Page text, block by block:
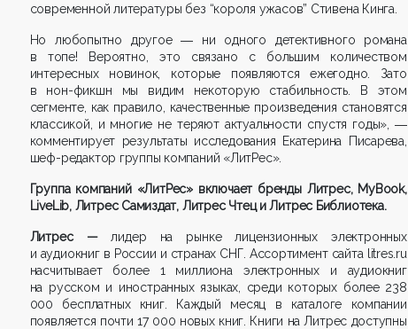
современной литературы без “короля ужасов” Стивена Кинга.
Но любопытно другое ― ни одного детективного романа
в топе! Вероятно, это связано с большим количеством
интересных новинок, которые появляются ежегодно. Зато
в нон-фикшн мы видим некоторую стабильность. В этом
сегменте, как правило, качественные произведения становятся
классикой, и многие не теряют актуальности спустя годы», ―
комментирует результаты исследования Екатерина Писарева,
шеф-редактор группы компаний «ЛитРес».
Группа компаний «ЛитРес» включает бренды Литрес, MyBook,
LiveLib, Литрес Самиздат, Литрес Чтец и Литрес Библиотека.
Литрес — лидер на рынке лицензионных электронных
и аудиокниг в России и странах СНГ. Ассортимент сайта litres.ru
насчитывает более 1 миллиона электронных и аудиокниг
на русском и иностранных языках, среди которых более 238
000 бесплатных книг. Каждый месяц в каталоге компании
появляется почти 17 000 новых книг. Книги на Литрес доступны